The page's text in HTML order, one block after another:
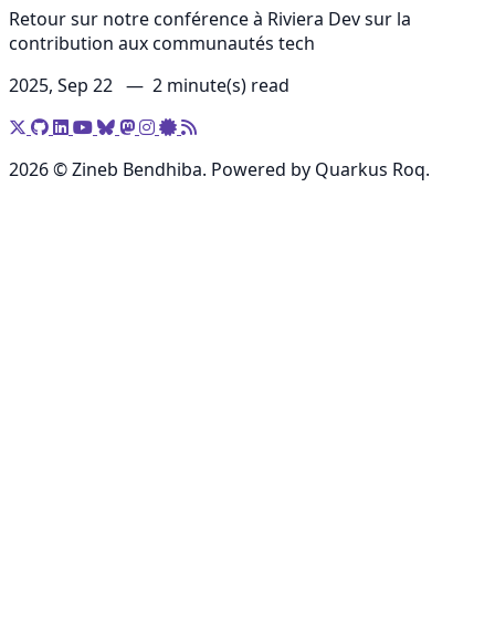
Retour sur notre conférence à Riviera Dev sur la
contribution aux communautés tech
2025, Sep 22 — 2 minute(s) read
2026 © Zineb Bendhiba. Powered by Quarkus Roq.